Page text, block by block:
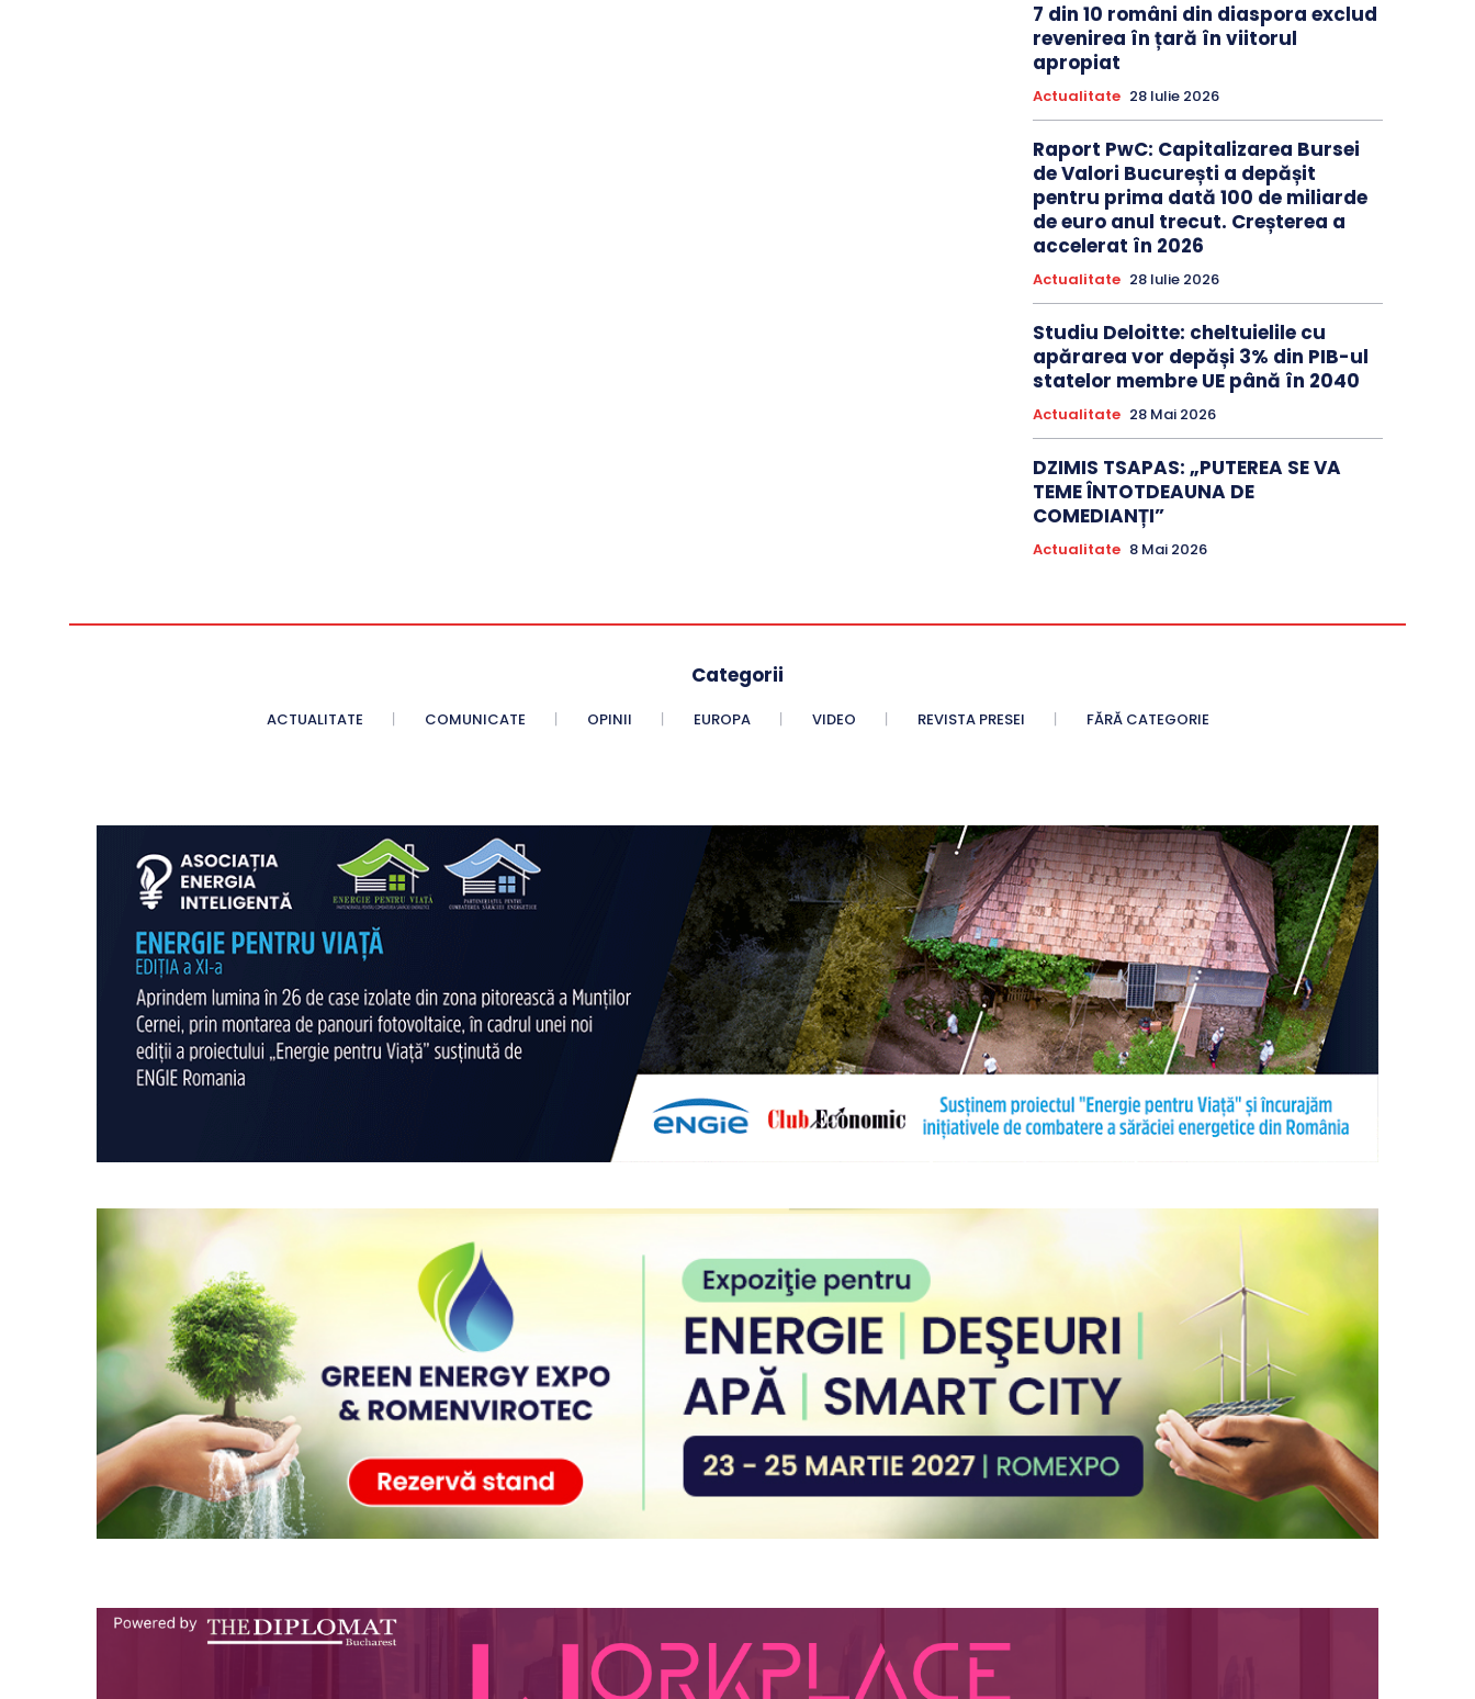
7 din 10 români din diaspora exclud
revenirea în țară în viitorul
apropiat
Actualitate 28 Iulie 2026
Raport PwC: Capitalizarea Bursei
de Valori București a depășit
pentru prima dată 100 de miliarde
de euro anul trecut. Creșterea a
accelerat în 2026
Actualitate 28 Iulie 2026
Studiu Deloitte: cheltuielile cu
apărarea vor depăși 3% din PIB-ul
statelor membre UE până în 2040
Actualitate 28 Mai 2026
DZIMIS TSAPAS: „PUTEREA SE VA
TEME ÎNTOTDEAUNA DE
COMEDIANȚI”
Actualitate 8 Mai 2026
Categorii
ACTUALITATE COMUNICATE OPINII EUROPA VIDEO REVISTA PRESEI FĂRĂ CATEGORIE